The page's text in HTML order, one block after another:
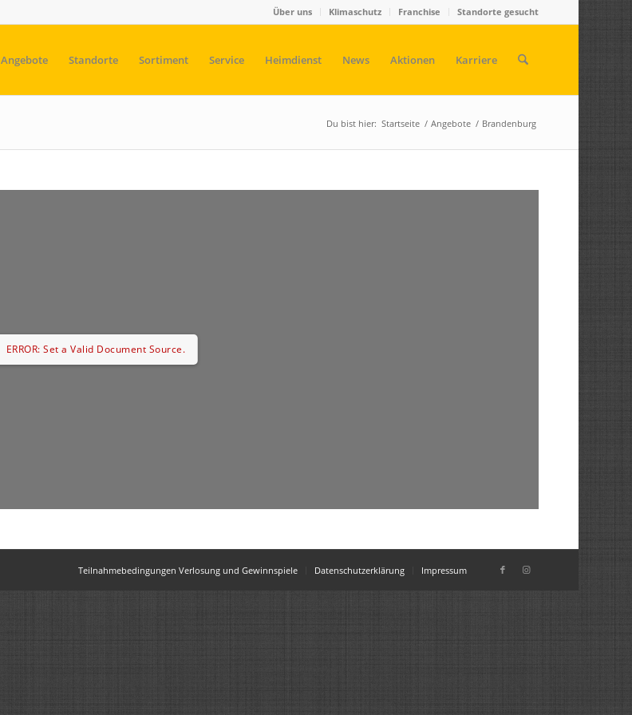
Über uns Klimaschutz Franchise Standorte gesucht
Angebote Standorte Sortiment Service Heimdienst News Aktionen Karriere
Du bist hier: Startseite / Angebote / Brandenburg
ERROR: Set a Valid Document Source.
Teilnahmebedingungen Verlosung und Gewinnspiele Datenschutzerklärung Impressum